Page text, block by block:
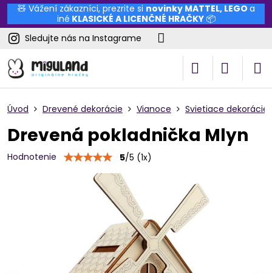
🧸 Vážení zákazníci, prezrite si novinky MATTEL, LEGO a
iné KLASICKÉ A LICENČNÉ HRAČKY📦
Sledujte nás na Instagrame
Úvod Drevené dekorácie Vianoce Svietiace dekorácie
Drevená pokladnička Mlyn
Hodnotenie 5/5 (1x)